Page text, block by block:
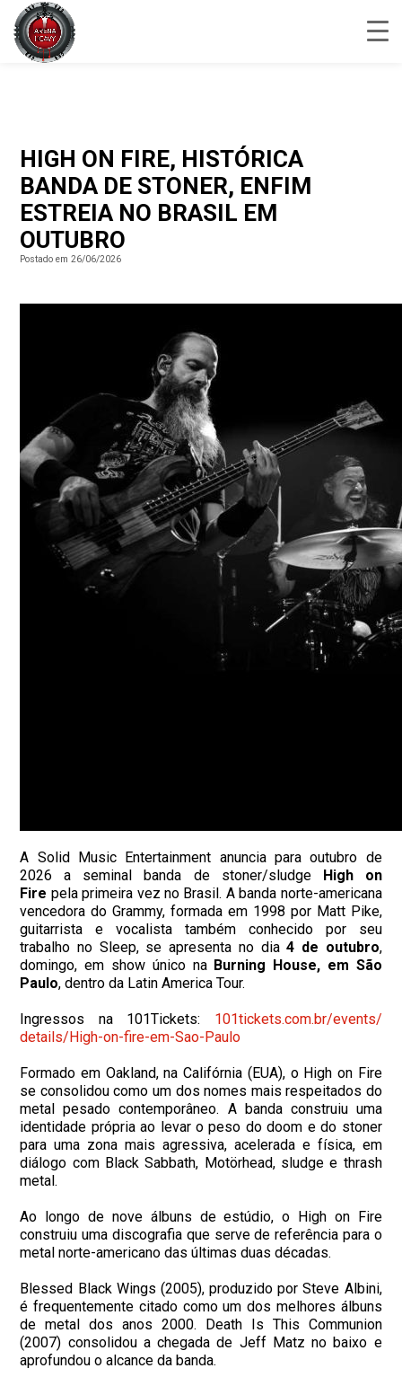
HIGH ON FIRE, HISTÓRICA
BANDA DE STONER, ENFIM
ESTREIA NO BRASIL EM
OUTUBRO
Postado em 26/06/2026
A Solid Music Entertainment anuncia para outubro de
2026 a seminal banda de stoner/sludge High on
Fire pela primeira vez no Brasil. A banda norte-americana
vencedora do Grammy, formada em 1998 por Matt Pike,
guitarrista e vocalista também conhecido por seu
trabalho no Sleep, se apresenta no dia4 de outubro,
domingo, em show único na Burning House, em São
Paulo, dentro da Latin America Tour.
Ingressos na 101Tickets: 101tickets.com.br/events/
details/High-on-fire-em-Sao-Paulo
Formado em Oakland, na Califórnia (EUA), o High on Fire
se consolidou como um dos nomes mais respeitados do
metal pesado contemporâneo. A banda construiu uma
identidade própria ao levar o peso do doom e do stoner
para uma zona mais agressiva, acelerada e física, em
diálogo com Black Sabbath, Motörhead, sludge e thrash
metal.
Ao longo de nove álbuns de estúdio, o High on Fire
construiu uma discografia que serve de referência para o
metal norte-americano das últimas duas décadas.
Blessed Black Wings (2005), produzido por Steve Albini,
é frequentemente citado como um dos melhores álbuns
de metal dos anos 2000. Death Is This Communion
(2007) consolidou a chegada de Jeff Matz no baixo e
aprofundou o alcance da banda.